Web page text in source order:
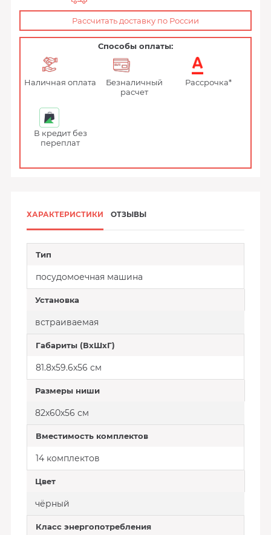
Рассчитать доставку по России
Способы оплаты:
Наличная оплата
Безналичный
расчет
Рассрочка*
В кредит без
переплат
ХАРАКТЕРИСТИКИ ОТЗЫВЫ
Тип
посудомоечная машина
Установка
встраиваемая
Габариты (ВхШхГ)
81.8х59.6х56 см
Размеры ниши
82х60х56 см
Вместимость комплектов
14 комплектов
Цвет
чёрный
Класс энергопотребления